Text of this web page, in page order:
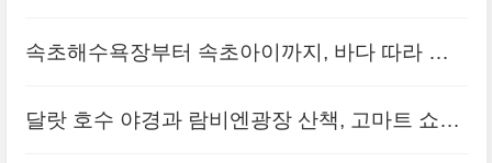
속초해수욕장부터 속초아이까지, 바다 따라 걷
달랏 호수 야경과 람비엔광장 산책, 고마트 쇼핑